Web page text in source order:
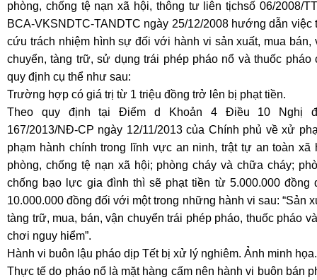
phòng, chống tệ nạn xã hội, thông tư liên tịchsố 06/2008/
BCA-VKSNDTC-TANDTC ngày 25/12/2008 hướng dẫn việc
cứu trách nhiệm hình sự đối với hành vi sản xuất, mua bán,
chuyển, tàng trữ, sử dụng trái phép pháo nổ và thuốc pháo
quy định cụ thể như sau:
Trường hợp có giá trị từ 1 triệu đồng trở lên bị phạt tiền.
Theo quy định tại Điểm d Khoản 4 Điều 10 Nghị
167/2013/NĐ-CP ngày 12/11/2013 của Chính phủ về xử
phạm hành chính trong lĩnh vực an ninh, trật tự an toàn xã
phòng, chống tệ nạn xã hội; phòng cháy và chữa cháy;
chống bạo lực gia đình thì sẽ phạt tiền từ 5.000.000 đồng
10.000.000 đồng đối với một trong những hành vi sau: “Sản
tàng trữ, mua, bán, vận chuyển trái phép pháo, thuốc pháo
chơi nguy hiểm”.
Hành vi buôn lậu pháo dịp Tết bị xử lý nghiêm. Ảnh minh họa.
Thực tế do pháo nổ là mặt hàng cấm nên hành vi buôn bán